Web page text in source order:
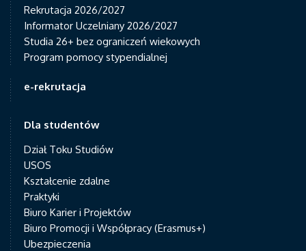
Rekrutacja 2026/2027
Informator Uczelniany 2026/2027
Studia 26+ bez ograniczeń wiekowych
Program pomocy stypendialnej
e-rekrutacja
Dla studentów
Dział Toku Studiów
USOS
Kształcenie zdalne
Praktyki
Biuro Karier i Projektów
Biuro Promocji i Współpracy (Erasmus+)
Ubezpieczenia